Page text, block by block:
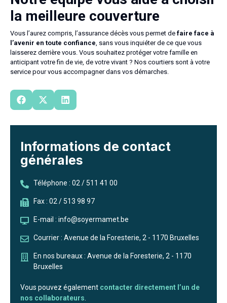
la meilleure couverture
Vous l’aurez compris, l’assurance décès vous permet de faire face à
l’avenir en toute confiance, sans vous inquiéter de ce que vous
laisserez derrière vous. Vous souhaitez protéger votre famille en
anticipant votre fin de vie, de votre vivant ? Nos courtiers sont à votre
service pour vous accompagner dans vos démarches.
Informations de contact
générales
Téléphone : 02 / 511 41 00
Fax : 02 / 513 98 97
E-mail : info@soyermamet.be
Courrier : Avenue de la Foresterie, 2 - 1170 Bruxelles
En nos bureaux : Avenue de la Foresterie, 2 - 1170
Bruxelles
Vous pouvez également contacter directement l’un de
nos collaborateurs.